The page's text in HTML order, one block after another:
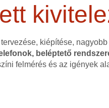
kiépítése,
beléptető
felmérés és az igények